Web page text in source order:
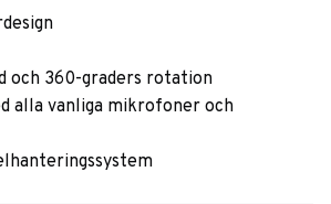
och 360-graders rotation
alla vanliga mikrofoner och